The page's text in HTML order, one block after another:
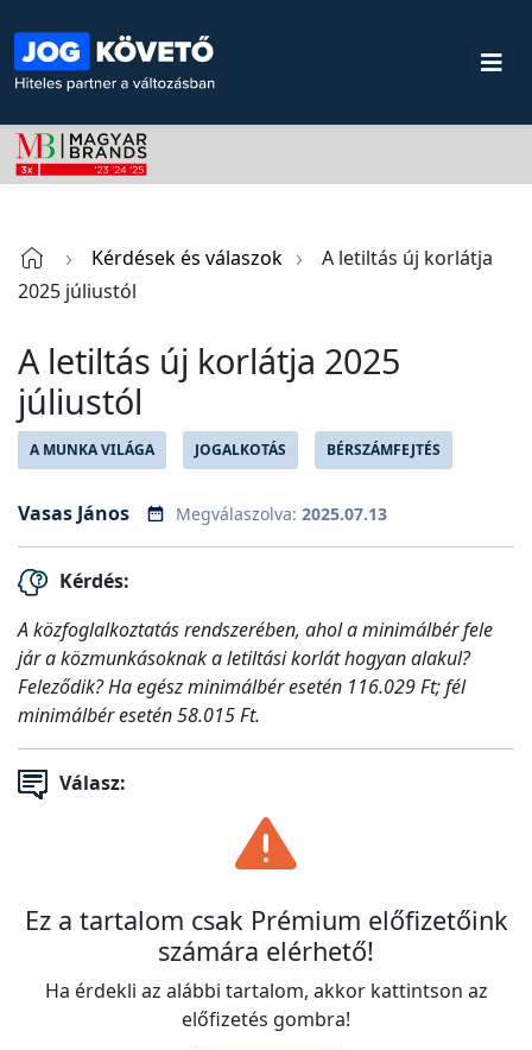
Kérdések és válaszok
A letiltás új korlátja
2025 júliustól
A letiltás új korlátja 2025
júliustól
A MUNKA VILÁGA JOGALKOTÁS BÉRSZÁMFEJTÉS
Vasas János Megválaszolva: 2025.07.13
Kérdés:
A közfoglalkoztatás rendszerében, ahol a minimálbér fele
jár a közmunkásoknak a letiltási korlát hogyan alakul?
Feleződik? Ha egész minimálbér esetén 116.029 Ft; fél
minimálbér esetén 58.015 Ft.
Válasz:
Ez a tartalom csak Prémium előfizetőink
számára elérhető!
Ha érdekli az alábbi tartalom, akkor kattintson az
előfizetés gombra!